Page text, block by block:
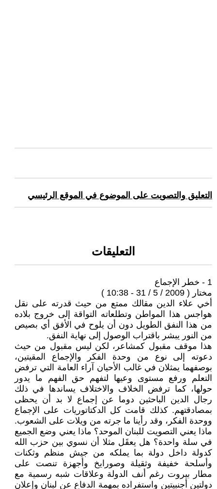
التعليق والتصويت على الموضوع في الموقع الرئيسي
التعليقات
1 - خطر الإجماع
مختار ( 2009 / 5 / 31 - 10:38 )
أخي علاء الدين مقالك ممتع من حيث قدرته على نقل
هواجس هذا المواطن وتطلعاته التواقة إلى خروج بلاده
من هذا النفق الطويل دون أن يلوح في الأفق أي بصيص
من النور يبشر باقتراب الوصول إلى نهاية النفق.
هذا موقف مقبول كمشاعر، لكن ليس مقبول من حيث
دعوته إلى نوع من وحدة الفكر والإجماع المقيتين،
بوصفهما يمثلان في غالب الأحيان آراء العامة التي ترفض
التعلم ورفع مستوى وعيها لتفهم حق الفهم ما يدور
حولها، كما ترفض الخلاف والاختلاف يساندها في ذلك
رجال الدين الباحثين دوما عن إجماع لا بد أن يحظى
بمصادقتهم. كذلك قامت كل الدكتاتوريات على الإجماع
ووحدة الفكر، وقد رأينا ما جرته من ويلات على الشعوب.
ماذا يعني التصويت للبنان الموحد؟ ماذا يعني وضع الجميع
في سلة واحدة؟ هل يعقَل مثلا أن نسوي بين حزب الله
كدولة داخل دولة بما يملكه من جيش منظم وثكنات
وأسلحة خفيفة وثقيلة وصورايخ وأجهزة تنصت على
مطار بيروت رغم أنف الدولة وعلاقات شبه رسمية مع
دولتين أجنبيتين واستفراده بمهمة الدفاع عن لبنان وإعلان